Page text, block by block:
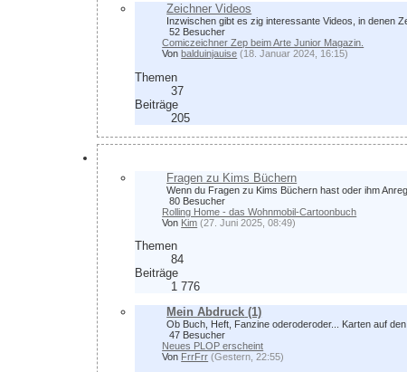
Zeichner Videos
Inzwischen gibt es zig interessante Videos, in denen
52 Besucher
Comiczeichner Zep beim Arte Junior Magazin.
Vonbalduinjauise (18. Januar 2024, 16:15)
Themen
37
Beiträge
205
Fragen zu Kims Büchern
Wenn du Fragen zu Kims Büchern hast oder ihm
80 Besucher
Rolling Home - das Wohnmobil-Cartoonbuch
Von Kim (27. Juni 2025, 08:49)
Themen
84
Beiträge
1 776
Mein Abdruck (1)
Ob Buch, Heft, Fanzine oderoderoder... Karten auf
47 Besucher
Neues PLOP erscheint
Von FrrFrr (Gestern, 22:55)